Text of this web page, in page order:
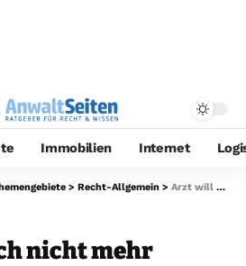
Immobilien Internet
> Recht-Allgemein > Arzt will mich nicht mehr behandeln: Was tun?
nicht mehr